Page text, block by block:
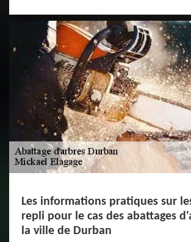
Les informations pratiques sur
repli pour le cas des abattages
la ville de Durban